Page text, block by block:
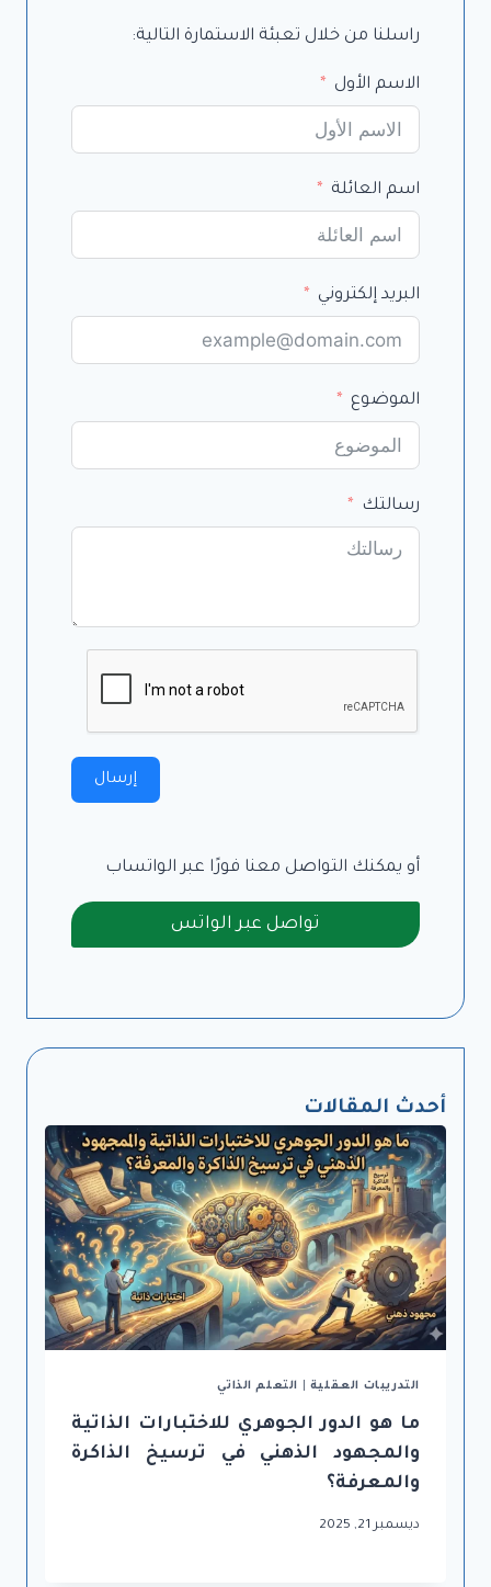
راسلنا من خلال تعبئة الاستمارة التالية:
الاسم الأول
اسم العائلة
البريد إلكتروني
الموضوع
رسالتك
إرسال
أو يمكنك التواصل معنا فورًا عبر الواتساب
تواصل عبر الواتس
أحدث المقالات
التدريبات العقلية التعلم الذاتي
ما هو الدور الجوهري للاختبارات الذاتية
والمجهود الذهني في ترسيخ الذاكرة
والمعرفة؟
ديسمبر 21, 2025